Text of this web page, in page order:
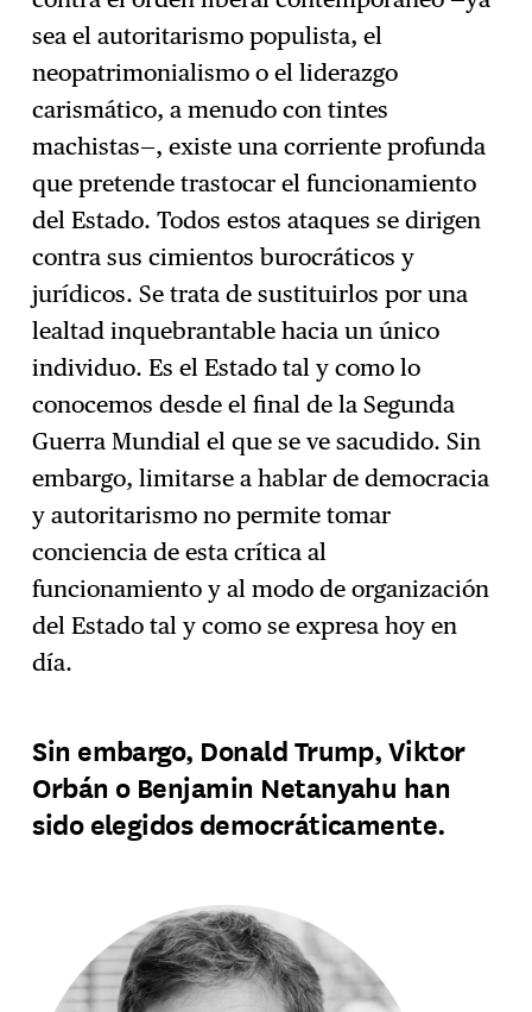
sea el autoritarismo populista, el
neopatrimonialismo o el liderazgo
carismático, a menudo con tintes
machistas—, existe una corriente profunda
que pretende trastocar el funcionamiento
del Estado. Todos estos ataques se dirigen
contra sus cimientos burocráticos y
jurídicos. Se trata de sustituirlos por una
lealtad inquebrantable hacia un único
individuo. Es el Estado tal y como lo
conocemos desde el final de la Segunda
Guerra Mundial el que se ve sacudido. Sin
embargo, limitarse a hablar de democracia
y autoritarismo no permite tomar
conciencia de esta crítica al
funcionamiento y al modo de organización
del Estado tal y como se expresa hoy en
día.
Sin embargo, Donald Trump, Viktor
Orbán o Benjamin Netanyahu han
sido elegidos democráticamente.